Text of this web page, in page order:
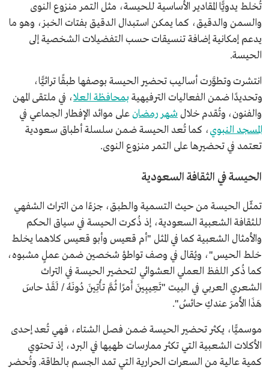
تُخلط يدويًّا المقادير الأساسية للحيسة، مثل التمر منزوع النوى
والسمن والدقيق، كما يمكن استبدال الدقيق بفتات الخبز، وهو ما
يدعم إمكانية إضافة تنسيقات حسب التفضيلات الشخصية إلى
الحيسة.
انتشرت وتطوَّرت أساليب تحضير الحيسة بوصفها طبقًا تراثيًّا،
وتحديدًا ضمن الفعاليات الترفيهية بمحافظة العلا، في ملتقى المهن
والفنون، وتُقدم خلال شهر رمضانعلى موائد الإفطار الجماعي في
المسجد النبوي، كما تُعد الحيسة ضمن سلسلة أطباق سعودية
تعتمد في تحضيرها على التمر منزوع النوى.
الحيسة في الثقافة السعودية
تمثّل الحيسة من حيث التسمية والطبق، جزءًا من التراث الشفهي
للثقافة الشعبية السعودية، إذ ذُكرت الحيسة في سياق الحكم
والأمثال الشعبية كما في المثل "أم قعيس وأبو قعيس كلاهما يخلط
خلط الحيس"، ويُقال في وصف تواطؤ شخصين ضمن عملٍ مشبوه،
كما ذُكر اللفظ العملي العشوائي لتحضير الحيسة في التراث
الشعري العربي في البيت "تَعِيبِينَ أَمرًا ثُمَّ تأْتِينَ دُونَهُ / لَقَدْ حاسَ
هَذَا الأَمرَ عندكِ حائسُ".
موسميًّا، يكثر تحضير الحيسة ضمن فصل الشتاء، فهي تُعد إحدى
الأكلات الشعبية التي تكثر ممارسات طهيها في البرد، إذ تحتوي
كمية عالية من السعرات الحرارية التي تمد الجسم بالطاقة. وتُحضر